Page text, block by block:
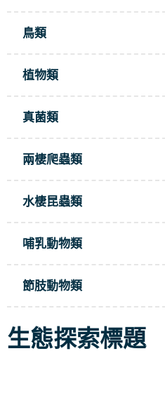
鳥類
植物類
真菌類
兩棲爬蟲類
水棲昆蟲類
哺乳動物類
節肢動物類
生態探索標題